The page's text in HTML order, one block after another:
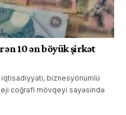
10 ən böyük şirkət
biznesyönümlü
coğrafi mövqeyi sayəsində